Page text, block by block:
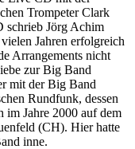
Trompeter Clark
schrieb Jörg Achim
Jahren erfolgreich
Arrangements nicht
zur Big Band
mit der Big Band
Rundfunk, dessen
im Jahre 2000 auf dem
(CH). Hier hatte
inne.